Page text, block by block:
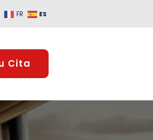
FR ES
Cita